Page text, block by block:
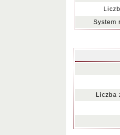
System
Liczba